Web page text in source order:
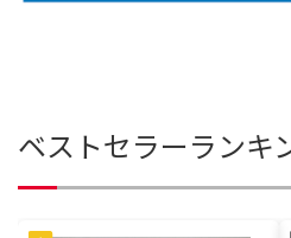
ベストセラーランキ